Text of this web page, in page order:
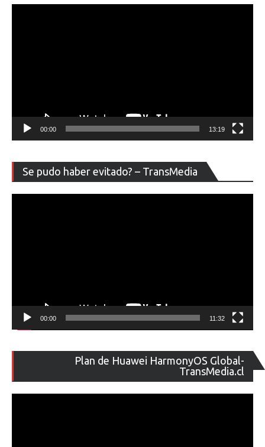
00:00 13:19
Se pudo haber evitado? – TransMedia
de
00:00 11:32
Plan de Huawei HarmonyOS Global-
TransMedia.cl
de